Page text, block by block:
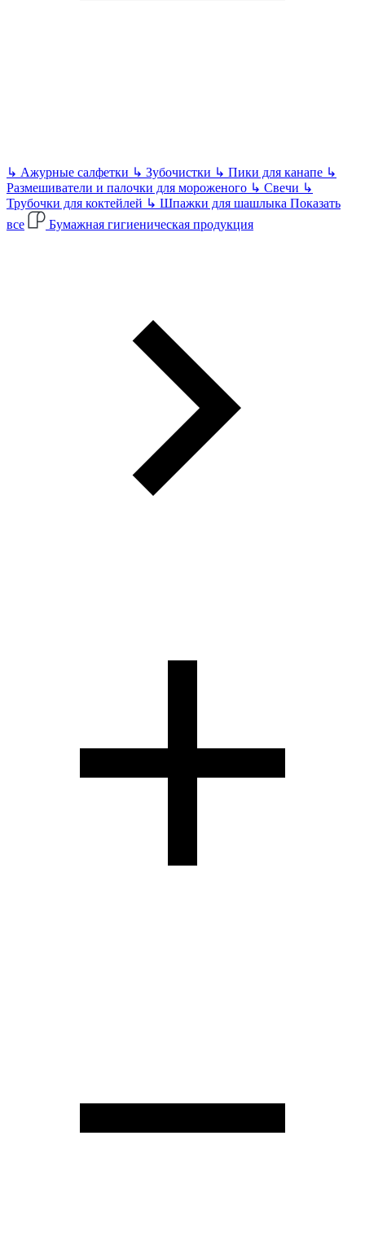
↳ Ажурные салфетки ↳ Зубочистки ↳ Пики для канапе ↳
Размешиватели и палочки для мороженого ↳ Свечи ↳
Трубочки для коктейлей ↳ Шпажки для шашлыка Показать
все
Бумажная гигиеническая продукция